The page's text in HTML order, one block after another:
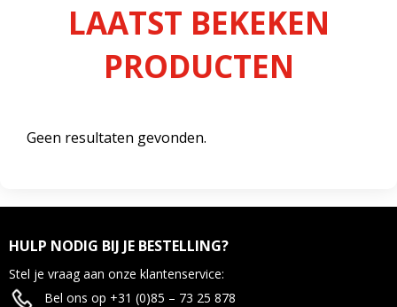
LAATST BEKEKEN
PRODUCTEN
Geen resultaten gevonden.
HULP NODIG BIJ JE BESTELLING?
Stel je vraag aan onze klantenservice:
Bel ons op +31 (0)85 – 73 25 878